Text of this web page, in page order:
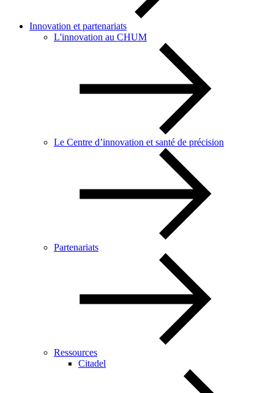
Innovation et partenariats
L'innovation au CHUM
Le Centre d’innovation et santé de précision
Partenariats
Ressources
Citadel